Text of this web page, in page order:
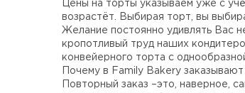
Кексы с индивидуальным
Корпоративные торты
Торты на корпоратив
Цены на торты указываем уже с
возрастёт. Выбирая торт, вы
Желание постоянно удивлять Вас
кропотливый труд наших
конвейерного торта с
Почему в Family Bakery
Повторный заказ –это, наверное,